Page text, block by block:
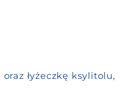
łyżeczkę ksylitolu,